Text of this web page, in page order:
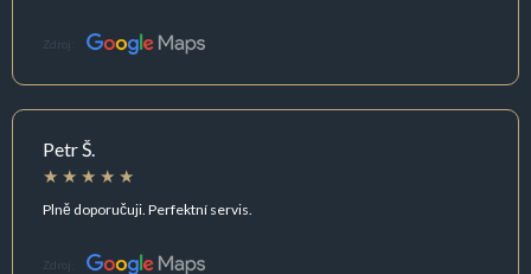
Zdroj:
Petr Š.
Plně doporučuji. Perfektní servis.
Zdroj: